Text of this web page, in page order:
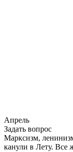
Апрель
Задать вопрос
Марксизм,
канули в Лету. Все